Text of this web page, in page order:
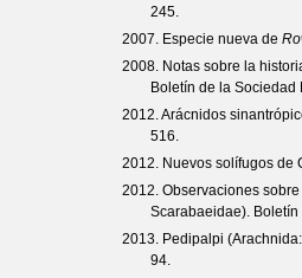
245.
2007. Especie nueva de
2008. Notas sobre la
Boletín de la
2012. Arácnidos
516.
2012. Nuevos solífugos de
2012. Observaciones
Scarabaeidae).
2013. Pedipalpi
94.